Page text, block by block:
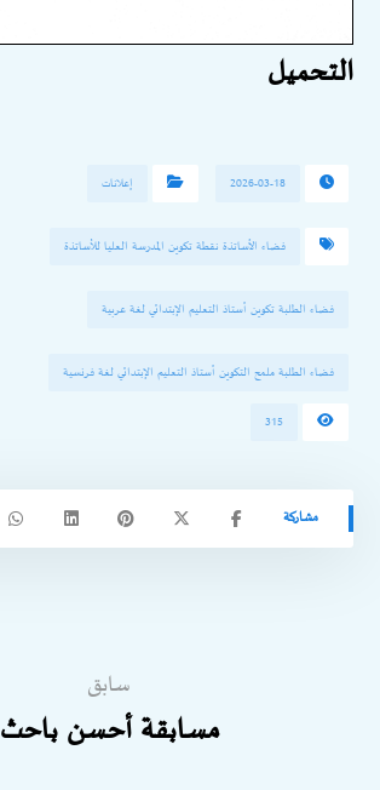
التحميل
2026-03-18 إعلانات
فضاء الأساتذة نقطة تكوين المدرسة العليا للأساتذة
فضاء الطلبة تكوين أستاذ التعليم الإبتدائي لغة عربية
فضاء الطلبة ملمح التكوين أستاذ التعليم الإبتدائي لغة فرنسية
315
سابق
مسابقة أحسن باحث